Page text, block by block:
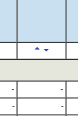
-
-
-
-